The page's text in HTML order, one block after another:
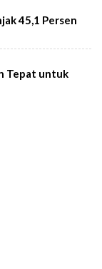
45,1 Persen
Tepat untuk